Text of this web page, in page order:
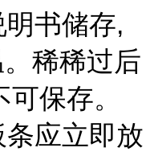
书储存,
稀稀过后
保存。
应立即放